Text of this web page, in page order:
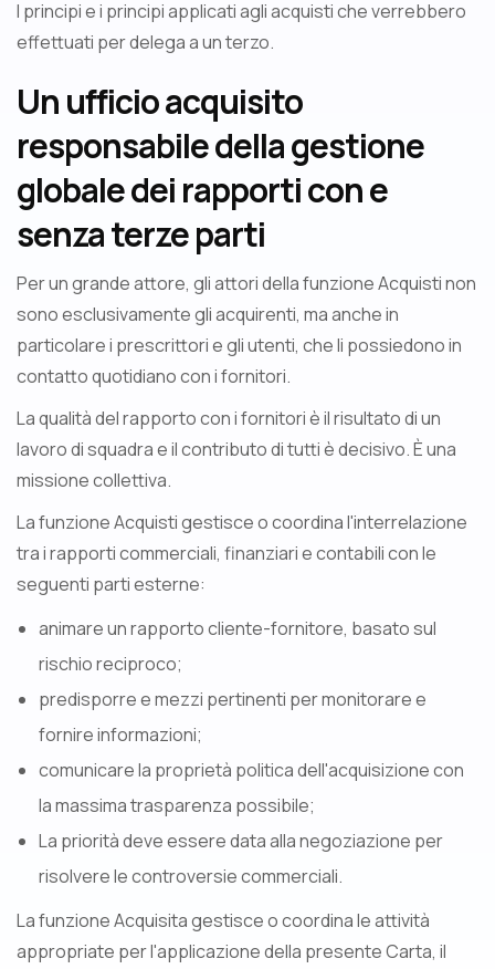
I principi e i principi applicati agli acquisti che verrebbero
effettuati per delega a un terzo.
Un ufficio acquisito
responsabile della gestione
globale dei rapporti con e
senza terze parti
Per un grande attore, gli attori della funzione Acquisti non
sono esclusivamente gli acquirenti, ma anche in
particolare i prescrittori e gli utenti, che li possiedono in
contatto quotidiano con i fornitori.
La qualità del rapporto con i fornitori è il risultato di un
lavoro di squadra e il contributo di tutti è decisivo. È una
missione collettiva.
La funzione Acquisti gestisce o coordina l'interrelazione
tra i rapporti commerciali, finanziari e contabili con le
seguenti parti esterne:
animare un rapporto cliente-fornitore, basato sul
rischio reciproco;
predisporre e mezzi pertinenti per monitorare e
fornire informazioni;
comunicare la proprietà politica dell'acquisizione con
la massima trasparenza possibile;
La priorità deve essere data alla negoziazione per
risolvere le controversie commerciali.
La funzione Acquisita gestisce o coordina le attività
appropriate per l'applicazione della presente Carta, il